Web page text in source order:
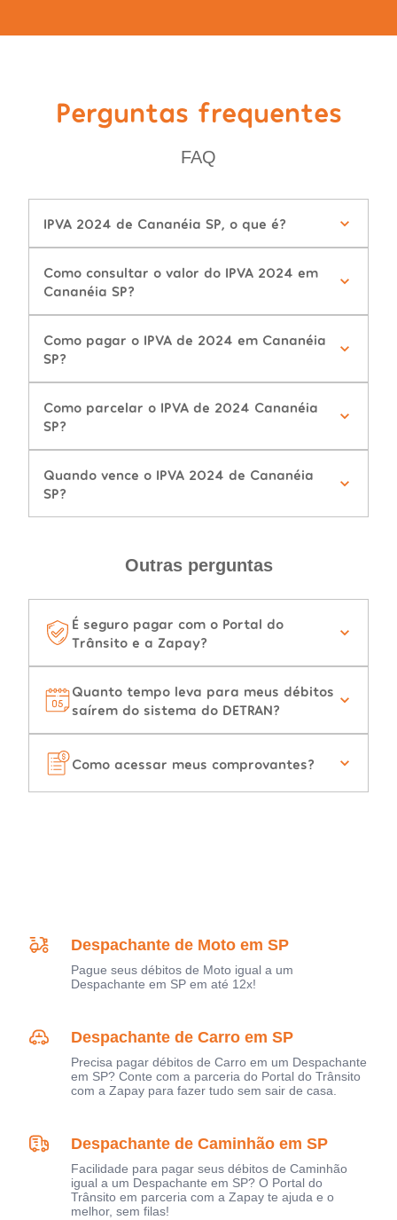
Perguntas frequentes
FAQ
IPVA 2024 de Cananéia SP, o que é?
Como consultar o valor do IPVA 2024 em
Cananéia SP?
Como pagar o IPVA de 2024 em Cananéia
SP?
Como parcelar o IPVA de 2024 Cananéia
SP?
Quando vence o IPVA 2024 de Cananéia
SP?
Outras perguntas
É seguro pagar com o Portal do
Trânsito e a Zapay?
Quanto tempo leva para meus débitos
saírem do sistema do DETRAN?
Como acessar meus comprovantes?
Despachante de Moto em SP
Pague seus débitos de Moto igual a um
Despachante em SP em até 12x!
Despachante de Carro em SP
Precisa pagar débitos de Carro em um Despachante
em SP? Conte com a parceria do Portal do Trânsito
com a Zapay para fazer tudo sem sair de casa.
Despachante de Caminhão em SP
Facilidade para pagar seus débitos de Caminhão
igual a um Despachante em SP? O Portal do
Trânsito em parceria com a Zapay te ajuda e o
melhor, sem filas!